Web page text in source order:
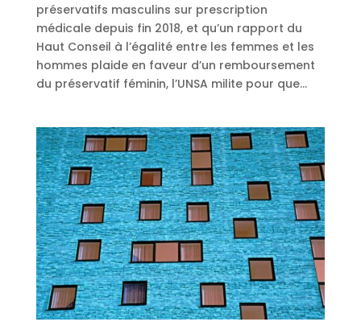
préservatifs masculins sur prescription
médicale depuis fin 2018, et qu’un rapport du
Haut Conseil à l’égalité entre les femmes et les
hommes plaide en faveur d’un remboursement
du préservatif féminin, l’UNSA milite pour que...